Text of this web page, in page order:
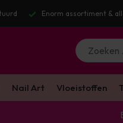
Gratis verzending v.a. €100
Nail Art Vloeistoffen